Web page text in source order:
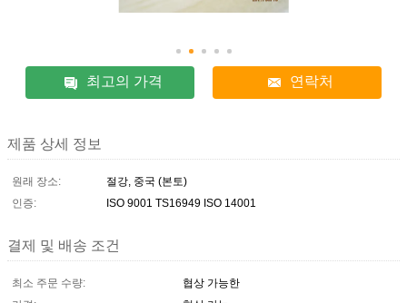
최고의 가격 연락처
제품 상세 정보
원래 장소:
절강, 중국 (본토)
인증:
ISO 9001 TS16949 ISO 14001
결제 및 배송 조건
최소 주문 수량:
협상 가능한